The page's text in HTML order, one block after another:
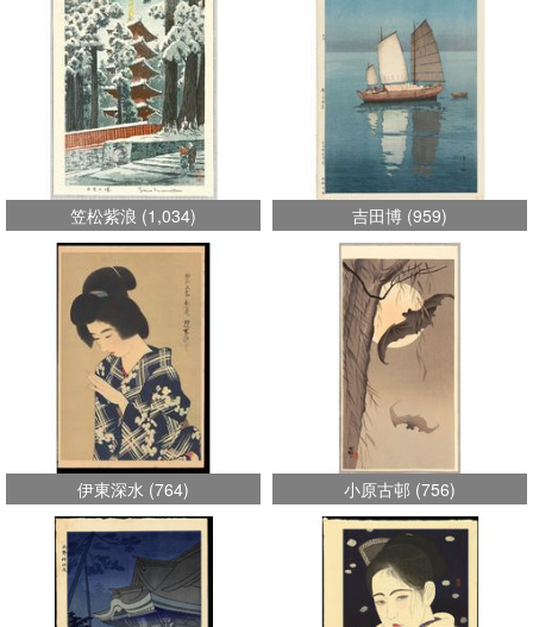
笠松紫浪 (1,034) 吉田博 (959)
伊東深水 (764) 小原古邨 (756)